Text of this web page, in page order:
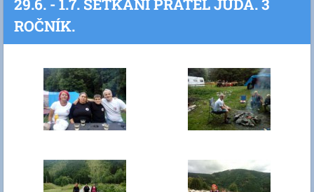
29.6. - 1.7. SETKÁNÍ PŘÁTEL JUDA. 3
ROČNÍK.